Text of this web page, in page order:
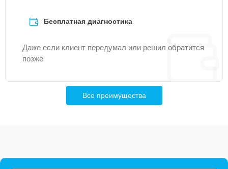
Бесплатная диагностика
Даже если клиент передумал или решил обратится
позже
Все преимущества